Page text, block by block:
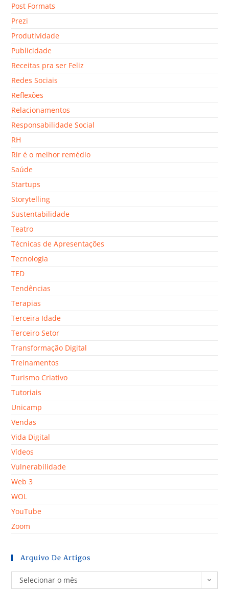
Post Formats
Prezi
Produtividade
Publicidade
Receitas pra ser Feliz
Redes Sociais
Reflexões
Relacionamentos
Responsabilidade Social
RH
Rir é o melhor remédio
Saúde
Startups
Storytelling
Sustentabilidade
Teatro
Técnicas de Apresentações
Tecnologia
TED
Tendências
Terapias
Terceira Idade
Terceiro Setor
Transformação Digital
Treinamentos
Turismo Criativo
Tutoriais
Unicamp
Vendas
Vida Digital
Vídeos
Vulnerabilidade
Web 3
WOL
YouTube
Zoom
Arquivo De Artigos
Selecionar o mês